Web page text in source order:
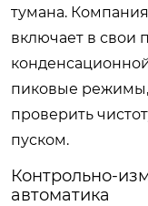
тумана.
включает в свои
пиковые
проверить
пуском.
Контрольно-
автоматика